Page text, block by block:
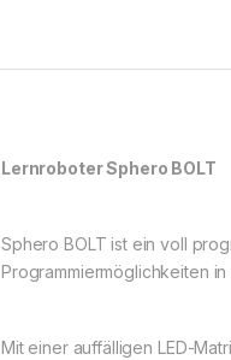
Lernroboter Sphero BOLT
Sphero BOLT ist ein voll
Programmiermöglichkeiten
Mit einer auffälligen LED-